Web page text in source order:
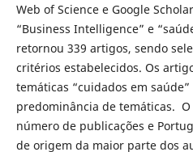
Web of Science e Google
“Business Intelligence” e
retornou 339 artigos, sendo
critérios estabelecidos. Os
temáticas “cuidados em
predominância de temáticas.
número de publicações e
de origem da maior parte dos